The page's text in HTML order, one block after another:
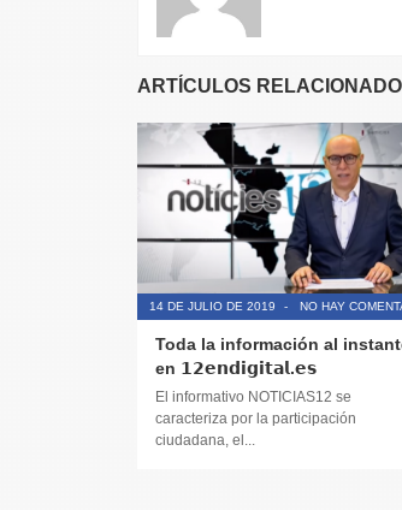
ARTÍCULOS
14 DE JULIO DE 2019 - NO HAY
Toda la información al
en 𝟭𝟮𝗲𝗻𝗱𝗶𝗴𝗶𝘁𝗮𝗹.𝗲𝘀
El informativo NOTICIAS12 se
caracteriza por la participación
ciudadana, el...